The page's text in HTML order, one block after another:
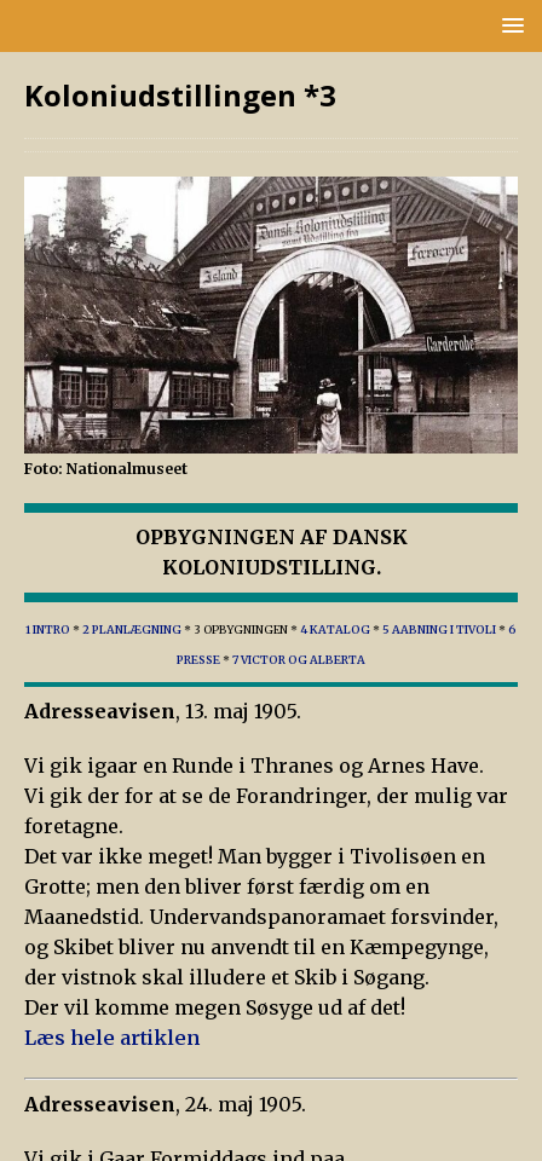
Koloniudstillingen *3
Foto: Nationalmuseet
OPBYGNINGEN AF DANSK
KOLONIUDSTILLING.
1 INTRO * 2 PLANLÆGNING * 3 OPBYGNINGEN * 4 KATALOG * 5 AABNING I TIVOLI * 6
PRESSE * 7 VICTOR OG ALBERTA
Adresseavisen, 13. maj 1905.
Vi gik igaar en Runde i Thranes og Arnes Have.
Vi gik der for at se de Forandringer, der mulig var
foretagne.
Det var ikke meget! Man bygger i Tivolisøen en
Grotte; men den bliver først færdig om en
Maanedstid. Undervandspanoramaet forsvinder,
og Skibet bliver nu anvendt til en Kæmpegynge,
der vistnok skal illudere et Skib i Søgang.
Der vil komme megen Søsyge ud af det!
Læs hele artiklen
Adresseavisen, 24. maj 1905.